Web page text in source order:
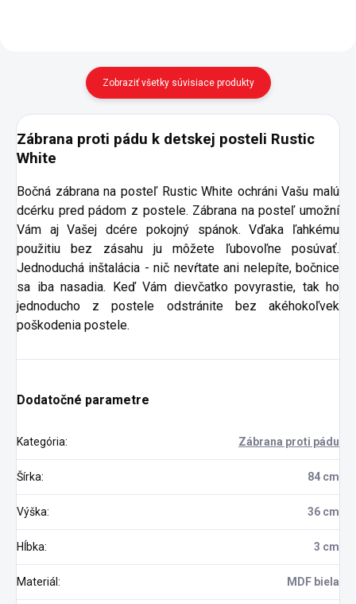
Zobraziť všetky súvisiace produkty
Zábrana proti pádu k detskej posteli Rustic
White
Bočná zábrana na posteľ Rustic White ochráni Vašu malú
dcérku pred pádom z postele. Zábrana na posteľ umožní
Vám aj Vašej dcére pokojný spánok. Vďaka ľahkému
použitiu bez zásahu ju môžete ľubovoľne posúvať.
Jednoduchá inštalácia - nič nevŕtate ani nelepíte, bočnice
sa iba nasadia. Keď Vám dievčatko povyrastie, tak ho
jednoducho z postele odstránite bez akéhokoľvek
poškodenia postele.
Dodatočné parametre
Kategória: Zábrana proti pádu
Šírka: 84 cm
Výška: 36 cm
Hĺbka: 3 cm
Materiál : MDF biela